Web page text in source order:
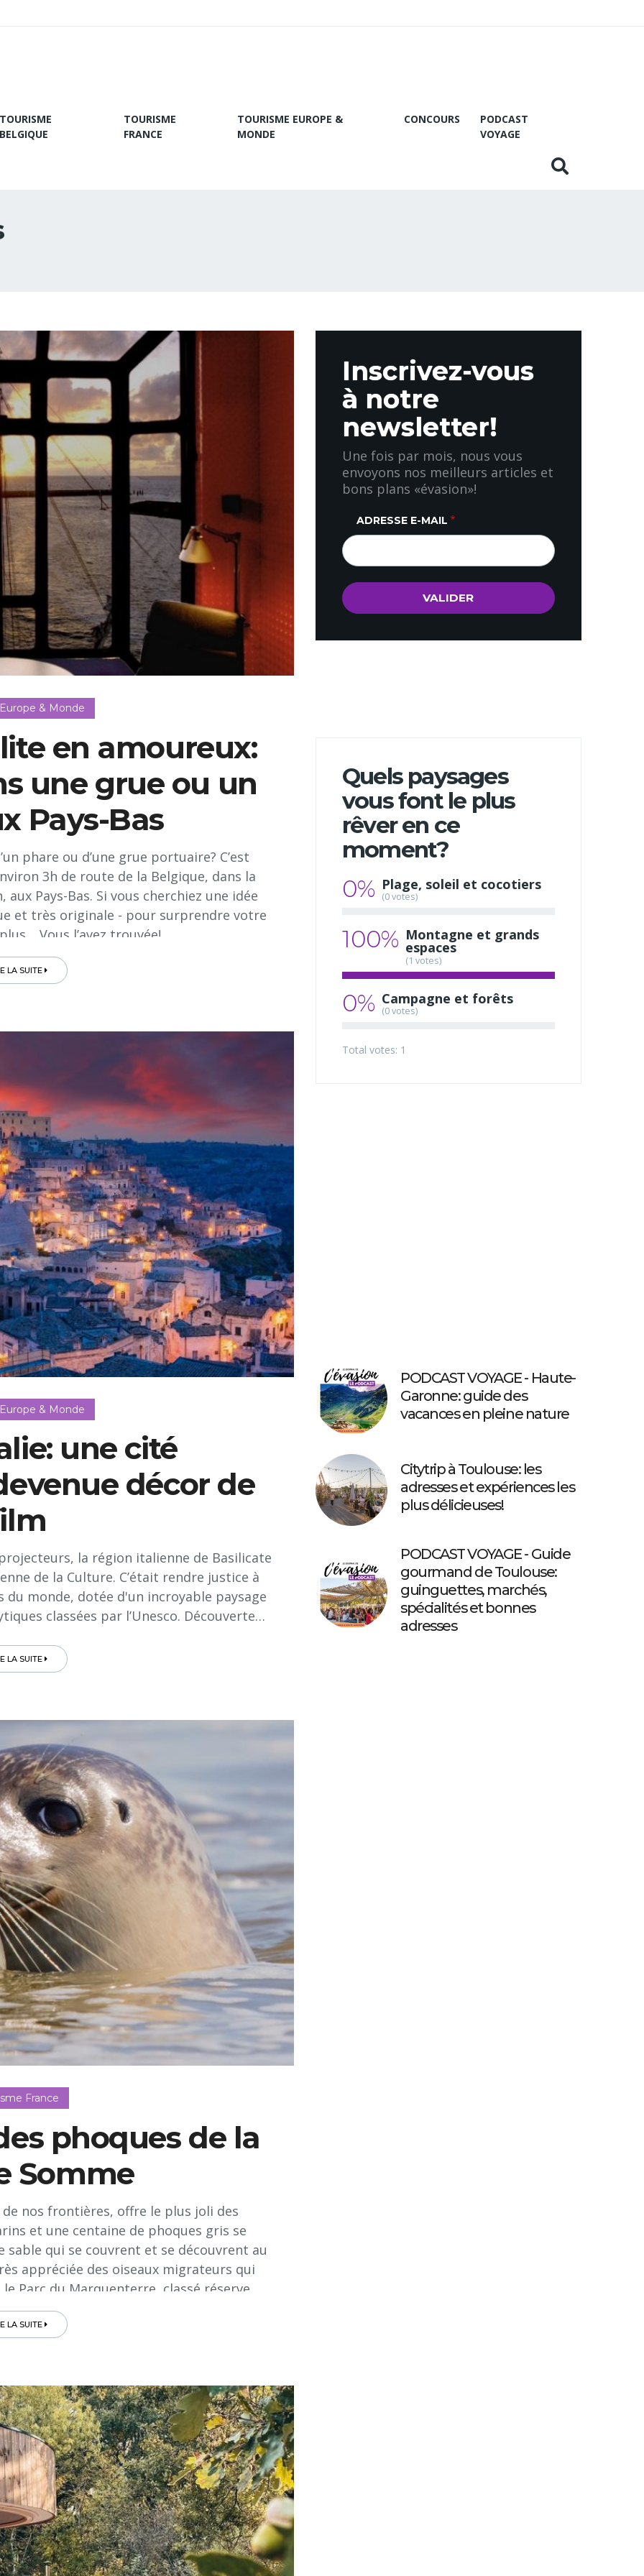
TOURISME
FRANCE
TOURISME EUROPE &
MONDE
CONCOURS
PODCAST
VOYAGE
& Monde
en amoureux:
une grue ou un
Pays-Bas
phare ou d’une grue portuaire? C’est
3h de route de la Belgique, dans la
Pays-Bas. Si vous cherchiez une idée
et très originale - pour surprendre votre
Vous l’avez trouvée!
LA SUITE
& Monde
une cité
décor de
la région italienne de Basilicate
de la Culture. C’était rendre justice à
du monde, dotée d'un incroyable paysage
classées par l’Unesco. Découverte…
LA SUITE
France
phoques de la
Somme
nos frontières, offre le plus joli des
et une centaine de phoques gris se
qui se couvrent et se découvrent au
appréciée des oiseaux migrateurs qui
Parc du Marquenterre, classé réserve
LA SUITE
Inscrivez-vous
à notre
newsletter!
Une fois par mois, nous vous
envoyons nos meilleurs articles et
bons plans «évasion»!
ADRESSE E-MAIL
Quels paysages
vous font le plus
rêver en ce
moment?
0% Plage, soleil et cocotiers
(0 votes)
100% Montagne et grands
espaces
(1 votes)
0% Campagne et forêts
(0 votes)
Total votes: 1
PODCAST VOYAGE - Haute-
Garonne: guide des
vacances en pleine nature
Citytrip à Toulouse: les
adresses et expériences les
plus délicieuses!
PODCAST VOYAGE - Guide
gourmand de Toulouse:
guinguettes, marchés,
spécialités et bonnes
adresses